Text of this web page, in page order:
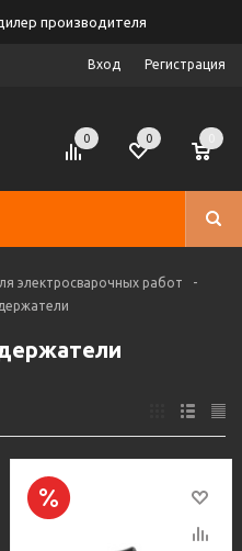
производителя
Вход Регистрация
0 0
электросварочных работ
-